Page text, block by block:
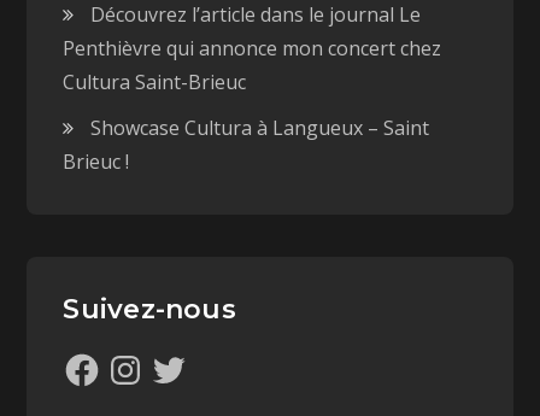
Découvrez l’article dans le journal Le
Penthièvre qui annonce mon concert chez
Cultura Saint-Brieuc
Showcase Cultura à Langueux – Saint
Brieuc !
Suivez-nous